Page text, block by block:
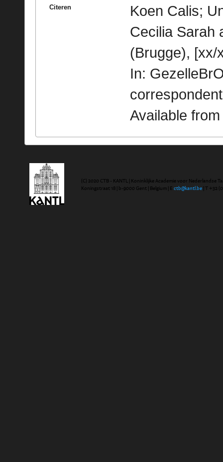
Citeren
Koen Calis;
Cecilia Sarah
(Brugge), [xx/
In:
Available
(C) 2020 CTB - KANTL | Koninklijke Academie voor Nederlandse
Koningstraat 18 | b-9000 Gent | Belgium | E ctb@kantl.be | T +32